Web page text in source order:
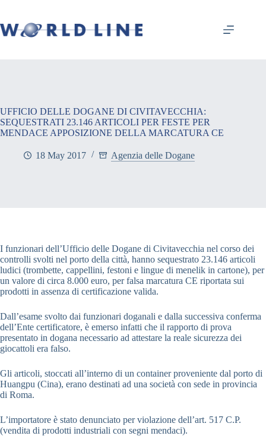
UFFICIO DELLE DOGANE DI CIVITAVECCHIA:
SEQUESTRATI 23.146 ARTICOLI PER FESTE PER
MENDACE APPOSIZIONE DELLA MARCATURA CE
18 May 2017 Agenzia delle Dogane
I funzionari dell’Ufficio delle Dogane di Civitavecchia nel corso dei
controlli svolti nel porto della città, hanno sequestrato 23.146 articoli
ludici (trombette, cappellini, festoni e lingue di menelik in cartone), per
un valore di circa 8.000 euro, per falsa marcatura CE riportata sui
prodotti in assenza di certificazione valida.
Dall’esame svolto dai funzionari doganali e dalla successiva conferma
dell’Ente certificatore, è emerso infatti che il rapporto di prova
presentato in dogana necessario ad attestare la reale sicurezza dei
giocattoli era falso.
Gli articoli, stoccati all’interno di un container proveniente dal porto di
Huangpu (Cina), erano destinati ad una società con sede in provincia
di Roma.
L’importatore è stato denunciato per violazione dell’art. 517 C.P.
(vendita di prodotti industriali con segni mendaci).